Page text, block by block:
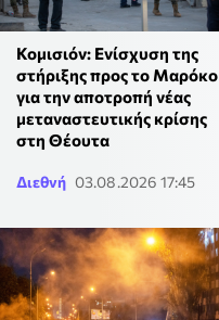
Κομισιόν: Ενίσχυση της
στήριξης προς το Μαρόκο
για την αποτροπή νέας
μεταναστευτικής κρίσης
στη Θέουτα
Διεθνή 03.08.2026 17:45